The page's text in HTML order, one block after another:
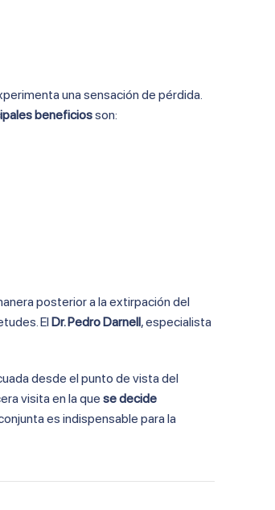
una sensación de pérdida.
beneficiosson:
posterior a la extirpación del
El Dr. Pedro Darnell, especialista
desde el punto de vista del
visita en la que se decide
es indispensable para la